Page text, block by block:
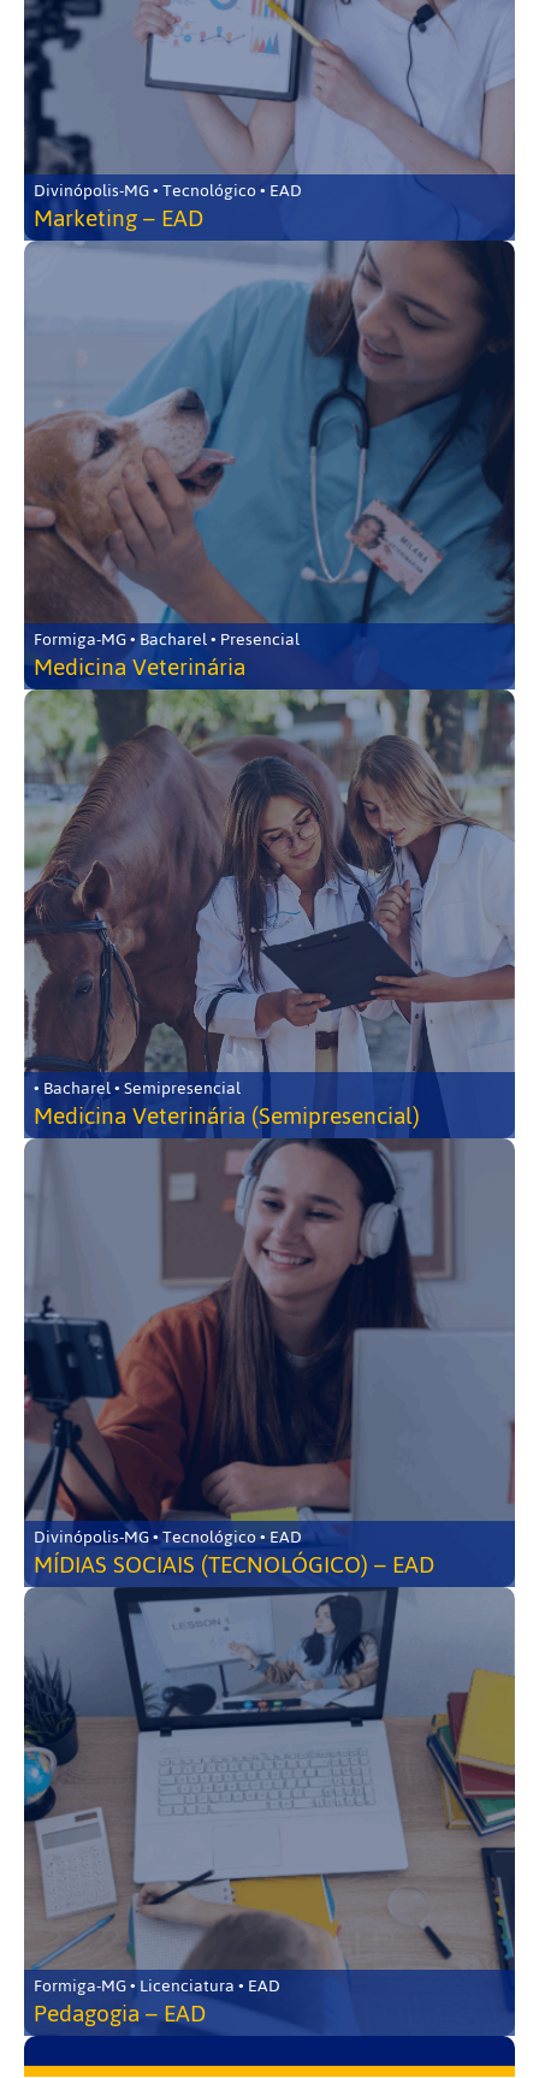
Divinópolis-MG • Tecnológico • EAD
Marketing – EAD
Formiga-MG • Bacharel • Presencial
Medicina Veterinária
• Bacharel • Semipresencial
Medicina Veterinária (Semipresencial)
Divinópolis-MG • Tecnológico • EAD
MÍDIAS SOCIAIS (TECNOLÓGICO) – EAD
Formiga-MG • Licenciatura • EAD
Pedagogia – EAD